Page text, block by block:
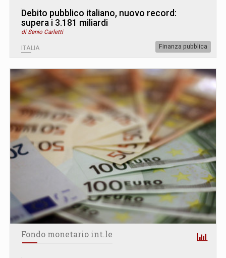
Debito pubblico italiano, nuovo record:
supera i 3.181 miliardi
di Senio Carletti
ITALIA Finanza pubblica
Fondo monetario int.le